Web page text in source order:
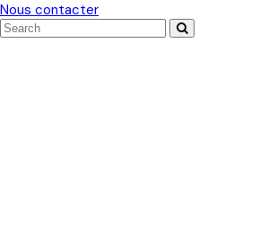
Nous contacter
Panier
Search